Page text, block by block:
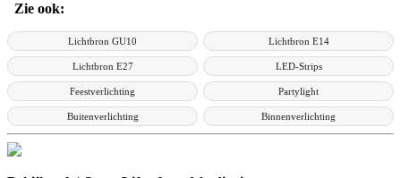
Zie ook:
Lichtbron GU10 Lichtbron E14
Lichtbron E27 LED-Strips
Feestverlichting Partylight
Buitenverlichting Binnenverlichting